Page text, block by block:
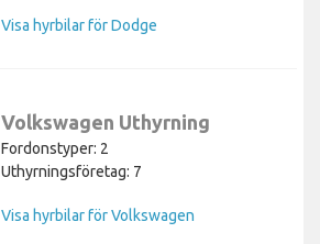
Visa hyrbilar för Dodge
Volkswagen Uthyrning
Fordonstyper: 2
Uthyrningsföretag: 7
Visa hyrbilar för Volkswagen